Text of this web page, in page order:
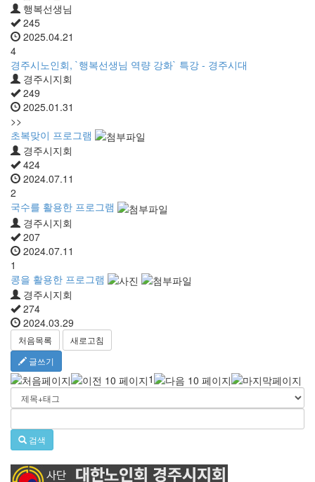
행복선생님
245
2025.04.21
4
경주시노인회, `행복선생님 역량 강화` 특강 - 경주시대
경주시지회
249
2025.01.31
>>
초복맞이 프로그램
경주시지회
424
2024.07.11
2
국수를 활용한 프로그램
경주시지회
207
2024.07.11
1
콩을 활용한 프로그램
경주시지회
274
2024.03.29
처음목록
새로고침
글쓰기
1
검색